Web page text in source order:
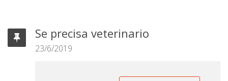
Se precisa veterinario
23/6/2019